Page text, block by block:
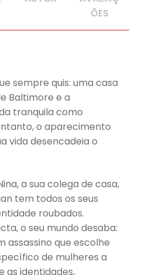
ÕES
sempre quis: uma casa
Baltimore e a
tranquila como
o aparecimento
vida desencadeia o
a sua colega de casa,
tem todos os seus
roubados.
o seu mundo desaba:
assassino que escolhe
de mulheres a
as identidades,